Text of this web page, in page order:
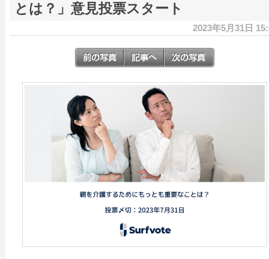
とは？」意見投票スタート
2023年5月31日